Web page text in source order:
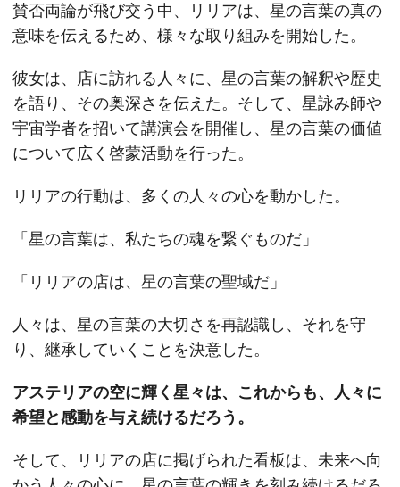
賛否両論が飛び交う中、リリアは、星の言葉の真の
意味を伝えるため、様々な取り組みを開始した。
彼女は、店に訪れる人々に、星の言葉の解釈や歴史
を語り、その奥深さを伝えた。そして、星詠み師や
宇宙学者を招いて講演会を開催し、星の言葉の価値
について広く啓蒙活動を行った。
リリアの行動は、多くの人々の心を動かした。
「星の言葉は、私たちの魂を繋ぐものだ」
「リリアの店は、星の言葉の聖域だ」
人々は、星の言葉の大切さを再認識し、それを守
り、継承していくことを決意した。
アステリアの空に輝く星々は、これからも、人々に
希望と感動を与え続けるだろう。
そして、リリアの店に掲げられた看板は、未来へ向